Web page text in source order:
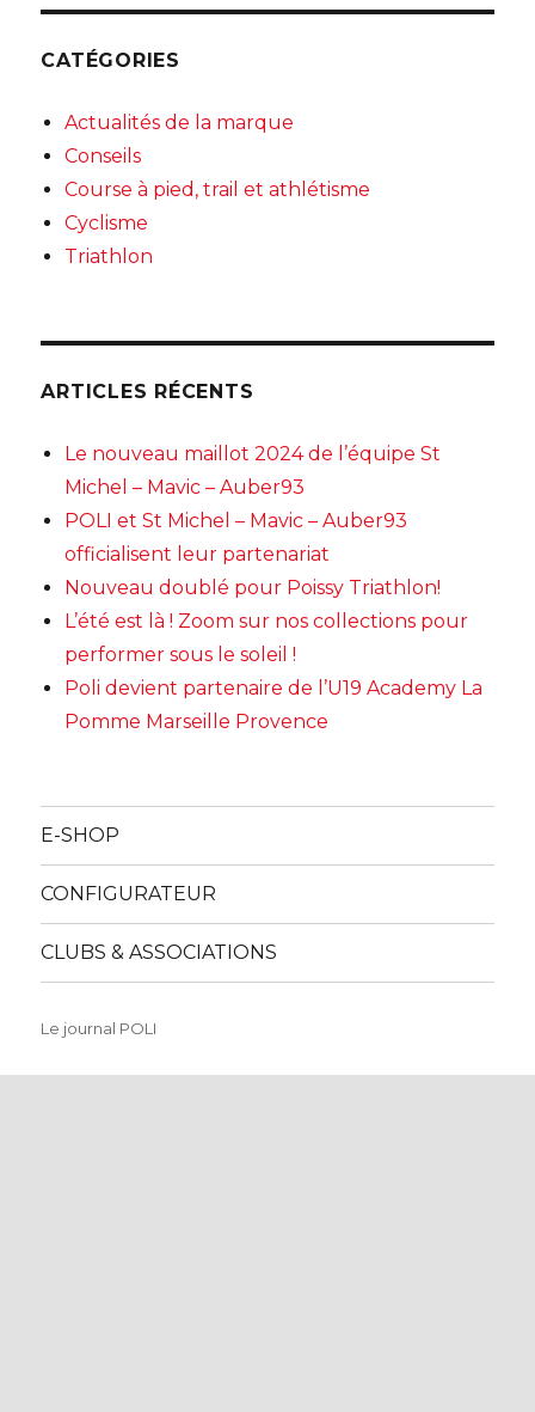
CATÉGORIES
Actualités de la marque
Conseils
Course à pied, trail et athlétisme
Cyclisme
Triathlon
ARTICLES RÉCENTS
Le nouveau maillot 2024 de l’équipe St
Michel – Mavic – Auber93
POLI et St Michel – Mavic – Auber93
officialisent leur partenariat
Nouveau doublé pour Poissy Triathlon!
L’été est là ! Zoom sur nos collections pour
performer sous le soleil !
Poli devient partenaire de l’U19 Academy La
Pomme Marseille Provence
E-SHOP
CONFIGURATEUR
CLUBS & ASSOCIATIONS
Le journal POLI